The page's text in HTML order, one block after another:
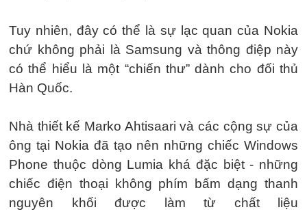
Tuy nhiên, đây có thể là sự lạc quan của Nokia
chứ không phải là Samsung và thông điệp này
có thể hiểu là một “chiến thư” dành cho đối thủ
Hàn Quốc.
Nhà thiết kế Marko Ahtisaari và các cộng sự của
ông tại Nokia đã tạo nên những chiếc Windows
Phone thuộc dòng Lumia khá đặc biệt - những
chiếc điện thoại không phím bấm dạng thanh
nguyên khối được làm từ chất liệu